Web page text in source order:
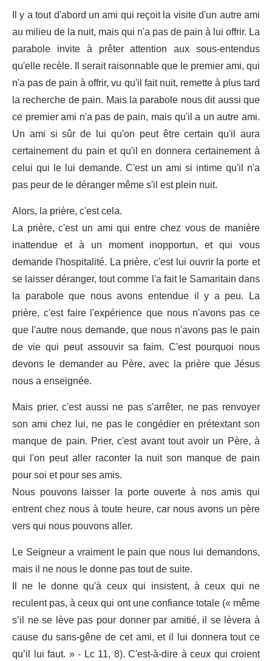
Il y a tout d'abord un ami qui reçoit la visite d'un autre ami
au milieu de la nuit, mais qui n'a pas de pain à lui offrir. La
parabole invite à prêter attention aux sous-entendus
qu'elle recèle. Il serait raisonnable que le premier ami, qui
n'a pas de pain à offrir, vu qu'il fait nuit, remette à plus tard
la recherche de pain. Mais la parabole nous dit aussi que
ce premier ami n'a pas de pain, mais qu'il a un autre ami.
Un ami si sûr de lui qu'on peut être certain qu'il aura
certainement du pain et qu'il en donnera certainement à
celui qui le lui demande. C'est un ami si intime qu'il n'a
pas peur de le déranger même s'il est plein nuit.
Alors, la prière, c'est cela.
La prière, c'est un ami qui entre chez vous de manière
inattendue et à un moment inopportun, et qui vous
demande l'hospitalité. La prière, c'est lui ouvrir la porte et
se laisser déranger, tout comme l'a fait le Samaritain dans
la parabole que nous avons entendue il y a peu. La
prière, c'est faire l'expérience que nous n'avons pas ce
que l'autre nous demande, que nous n'avons pas le pain
de vie qui peut assouvir sa faim. C'est pourquoi nous
devons le demander au Père, avec la prière que Jésus
nous a enseignée.
Mais prier, c'est aussi ne pas s'arrêter, ne pas renvoyer
son ami chez lui, ne pas le congédier en prétextant son
manque de pain. Prier, c'est avant tout avoir un Père, à
qui l'on peut aller raconter la nuit son manque de pain
pour soi et pour ses amis.
Nous pouvons laisser la porte ouverte à nos amis qui
entrent chez nous à toute heure, car nous avons un père
vers qui nous pouvons aller.
Le Seigneur a vraiment le pain que nous lui demandons,
mais il ne nous le donne pas tout de suite.
Il ne le donne qu'à ceux qui insistent, à ceux qui ne
reculent pas, à ceux qui ont une confiance totale (« même
s’il ne se lève pas pour donner par amitié, il se lèvera à
cause du sans-gêne de cet ami, et il lui donnera tout ce
qu’il lui faut. » - Lc 11, 8). C'est-à-dire à ceux qui croient